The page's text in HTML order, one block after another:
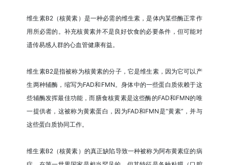
维生素B2（核黄素）是一种必需的维生素，是体内某些酶正常作
用所必需的。补充核黄素并不是良好饮食的必要条件，但可能对
遗传易感人群的心血管健康有益。
维生素B2是指被称为核黄素的分子，它是维生素，因为它可以产
生两种辅酶，缩写为FAD和FMN。身体中的一些蛋白质依赖于这
些辅酶发挥最佳功能，而膳食核黄素是这些酶的FAD和FMN的唯
一提供者，这被称为黄素蛋白，因为FAD和FMN是“黄素”，并与
这些蛋白质协同工作。
维生素B2（核黄素）的真正缺陷导致一种被称为阿布黄素症的病